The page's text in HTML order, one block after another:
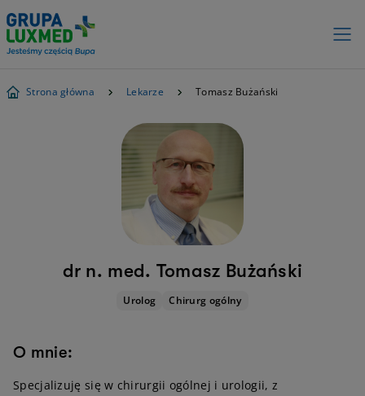
Strona główna Lekarze Tomasz Bużański
dr n. med. Tomasz Bużański
Urolog Chirurg ogólny
O mnie:
Specjalizuję się w chirurgii ogólnej i urologii, z